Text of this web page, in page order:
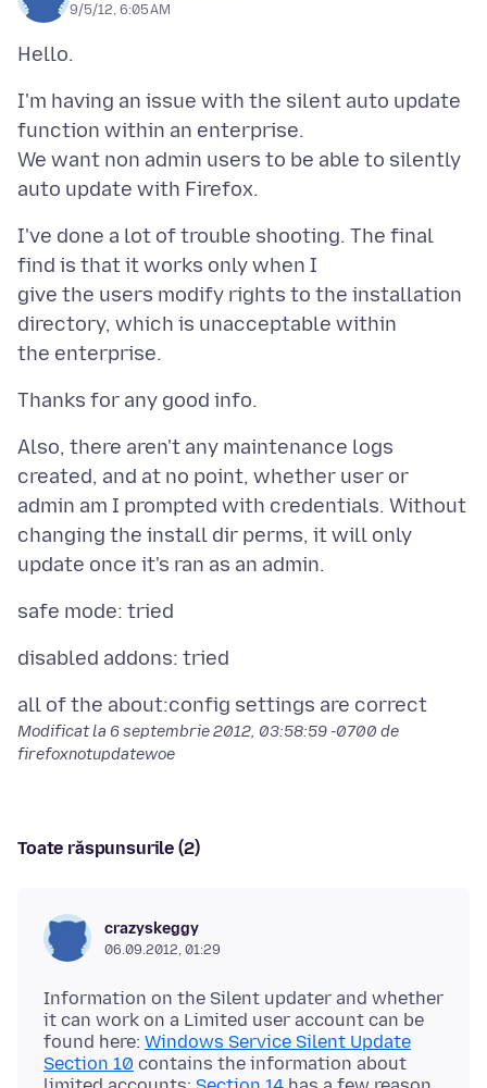
9/5/12, 6:05 AM
I'm having an issue with the silent auto update
function within an enterprise.
We want non admin users to be able to silently
I've done a lot of trouble shooting. The final
find is that it works only when I
give the users modify rights to the installation
directory, which is unacceptable within
Also, there aren't any maintenance logs
created, and at no point, whether user or
admin am I prompted with credentials. Without
changing the install dir perms, it will only
Modificat la 6 septembrie 2012, 03:58:59 -0700 de
firefoxnotupdatewoe
Toate răspunsurile (2)
crazyskeggy
06.09.2012, 01:29
Information on the Silent updater and whether
it can work on a Limited user account can be
found here: Windows Service Silent Update
Section 10 contains the information about